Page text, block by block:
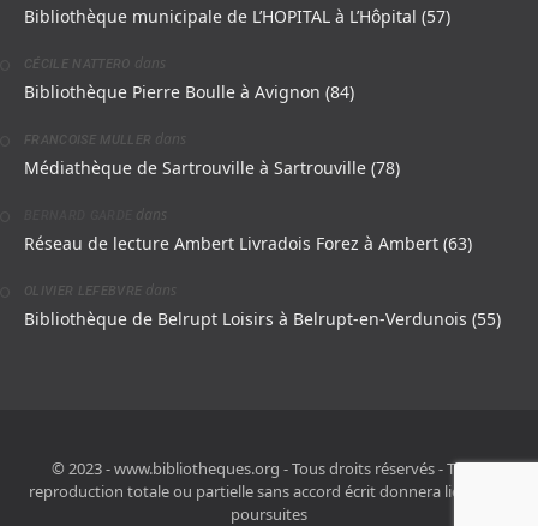
Bibliothèque municipale de L’HOPITAL à L’Hôpital (57)
CÉCILE NATTERO dans
Bibliothèque Pierre Boulle à Avignon (84)
FRANCOISE MULLER dans
Médiathèque de Sartrouville à Sartrouville (78)
dans
Réseau de lecture Ambert Livradois Forez à Ambert (63)
OLIVIER LEFEBVRE dans
Bibliothèque de Belrupt Loisirs à Belrupt-en-Verdunois (55)
© 2023 - www.bibliotheques.org - Tous droits réservés - Toute
reproduction totale ou partielle sans accord écrit donnera lieu à des
poursuites